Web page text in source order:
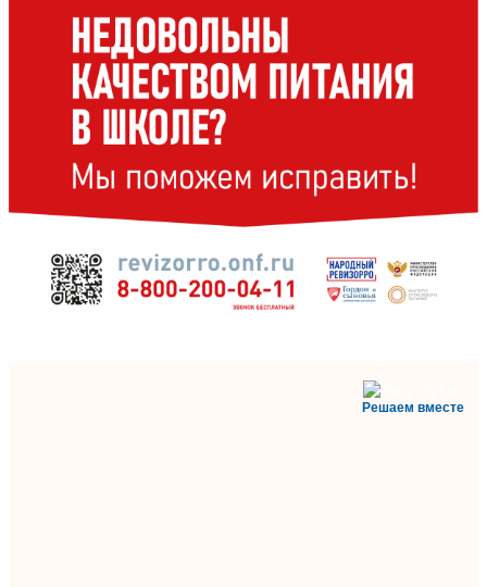
Решаем вместе